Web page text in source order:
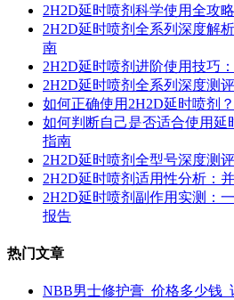
2H2D延时喷剂科学使用全攻
2H2D延时喷剂全系列深度解
南
2H2D延时喷剂进阶使用技巧
2H2D延时喷剂全系列深度测
如何正确使用2H2D延时喷剂
如何判断自己是否适合使用延
指南
2H2D延时喷剂全型号深度测
2H2D延时喷剂适用性分析：
2H2D延时喷剂副作用实测：
报告
热门文章
NBB男士修护膏_价格多少钱